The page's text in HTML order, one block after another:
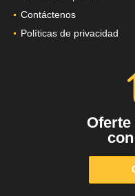
Contáctenos
Políticas de privacidad